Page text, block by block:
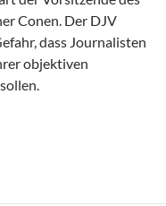
Conen. Der DJV
dass Journalisten
objektiven
auf „Lausitzer